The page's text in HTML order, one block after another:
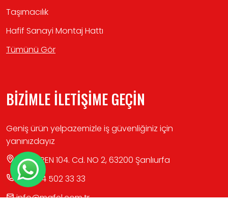
Taşımacılık
Hafif Sanayi Montaj Hattı
Tümünü Gör
BİZİMLE İLETİŞİME GEÇİN
Geniş ürün yelpazemizle iş güvenliğiniz için
yanınızdayız
KOÇÖREN 104. Cd. NO 2, 63200 Şanlıurfa
+90 414 502 33 33
info@mafel.com.tr